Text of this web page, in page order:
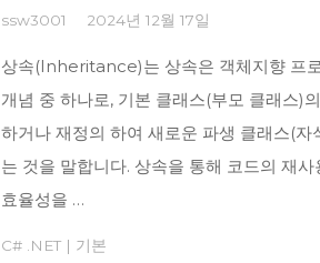
오
라
이
딩"
ssw3001 2024년 12월 17일
상속(Inheritance)는 상속은 객체지향 프
개념 중 하나로, 기본 클래스(부모 클래스)
하거나 재정의 하여 새로운 파생 클래스(자
는 것을 말합니다. 상속을 통해 코드의 재
효율성을 …
C# .NET | 기본